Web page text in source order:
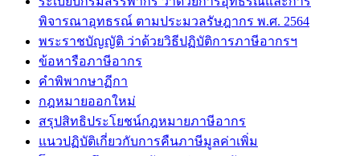
พิจารณาอุทธรณ์ ตามประมวลรัษฎากร พ.ศ. 2564
พระราชบัญญัติ ว่าด้วยวิธีปฏิบัติการภาษีอากรฯ
ข้อหารือภาษีอากร
คำพิพากษาฏีกา
กฎหมายออกใหม่
สรุปสิทธิประโยชน์กฎหมายภาษีอากร
แนวปฏิบัติเกี่ยวกับการคืนภาษีมูลค่าเพิ่ม